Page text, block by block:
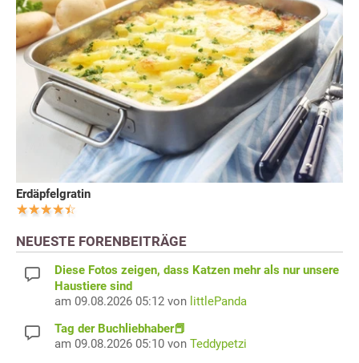
Erdäpfelgratin
NEUESTE FORENBEITRÄGE
Diese Fotos zeigen, dass Katzen mehr als nur unsere
Haustiere sind
am 09.08.2026 05:12 von littlePanda
Tag der Buchliebhaber📕
am 09.08.2026 05:10 von Teddypetzi